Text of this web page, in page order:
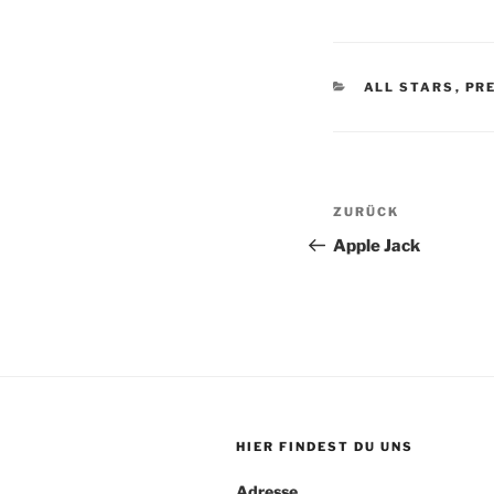
KATEGORIEN
ALL STARS ,
Vorheriger
Beitrag
ZURÜCK
Apple Jack
HIER FINDEST DU UNS